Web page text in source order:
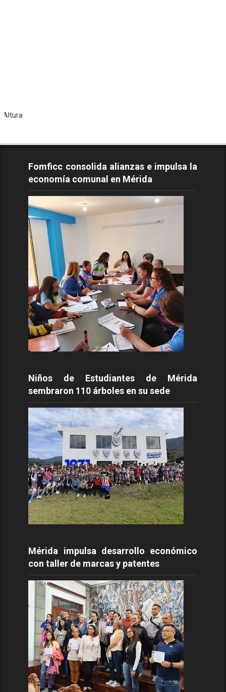
Fomficc consolida alianzas e impulsa la
economía comunal en Mérida
Niños de Estudiantes de Mérida
sembraron 110 árboles en su sede
Mérida impulsa desarrollo económico
con taller de marcas y patentes